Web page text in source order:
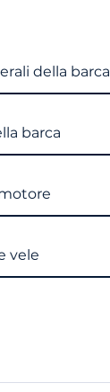
Voto
della barca
barca
vele